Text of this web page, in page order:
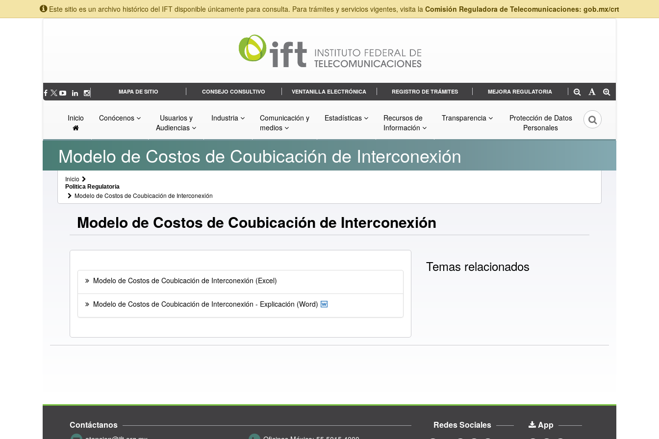
Este sitio es un archivo histórico del IFT disponible únicamente para consulta. Para trámites y servicios vigentes, visita la Comisión Reguladora de Telecomunicaciones: gob.mx/crt
MAPA DE SITIO CONSEJO CONSULTIVO VENTANILLA ELECTRÓNICA REGISTRO DE TRÁMITES MEJORA REGULATORIA
Inicio Conócenos
Usuarios y
Audiencias
Industria
Comunicación y
medios
Estadísticas
Recursos de
Información
Transparencia
Protección de Datos
Personales
Modelo de Costos de Coubicación de Interconexión
Inicio
Politica Regulatoria
Modelo de Costos de Coubicación de Interconexión
Modelo de Costos de Coubicación de Interconexión
Modelo de Costos de Coubicación de Interconexión (Excel)
Modelo de Costos de Coubicación de Interconexión - Explicación (Word)
Temas relacionados
Contáctanos Redes Sociales App